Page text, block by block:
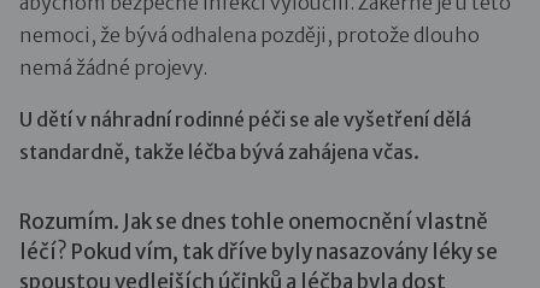
nemoci, že bývá odhalena později, protože dlouho
nemá žádné projevy.
U dětí v náhradní rodinné péči se ale vyšetření dělá
standardně, takže léčba bývá zahájena včas.
Rozumím. Jak se dnes tohle onemocnění vlastně
léčí? Pokud vím, tak dříve byly nasazovány léky se
spoustou vedlejších účinků a léčba byla dost